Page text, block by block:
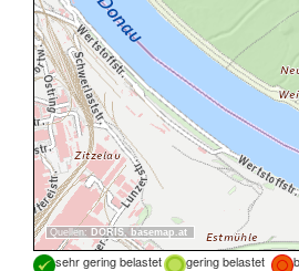
Quellen: DORIS, basemap.at
sehr gering belastet gering belastet